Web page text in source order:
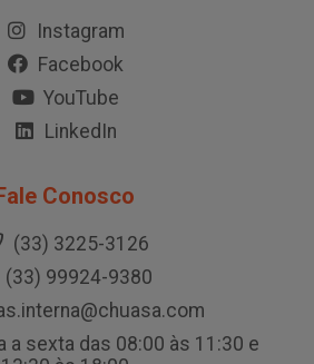
Instagram
Facebook
YouTube
LinkedIn
Conosco
(33) 3225-3126
(33) 99924-9380
a sexta das 08:00 às 11:30 e